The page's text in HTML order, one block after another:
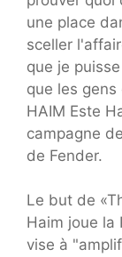
une place
sceller
que je
que les
HAIM Este
campagne
de Fender.
Le but de
Haim joue la
vise à